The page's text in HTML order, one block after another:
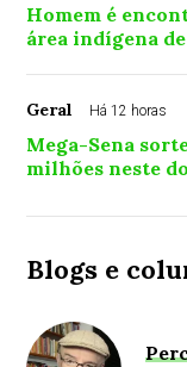
Homem é
área indígena
Geral Há 12 horas
Mega-Sena
milhões neste
Blogs e